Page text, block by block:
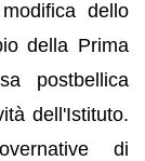
dello
della Prima
postbellica
dell'Istituto.
di